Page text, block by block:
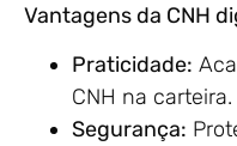
Vantagens da CNH
Praticidade:
CNH na carteira.
Segurança: